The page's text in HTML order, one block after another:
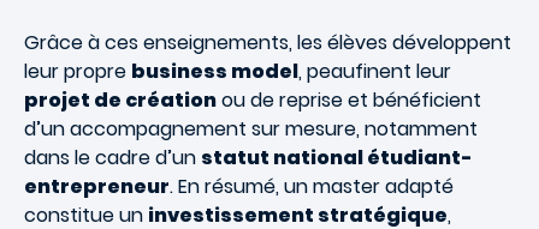
Grâce à ces enseignements, les élèves développent
leur propre business model, peaufinent leur
projet de créationou de reprise et bénéficient
d’un accompagnement sur mesure, notamment
dans le cadre d’un statut national étudiant-
entrepreneur. En résumé, un master adapté
constitue un investissement stratégique,